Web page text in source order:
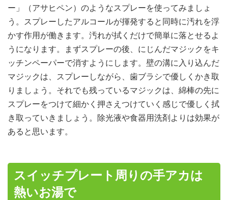
ー」（アサヒペン）のようなスプレーを使ってみましょ
う。スプレーしたアルコールが揮発すると同時に汚れを浮
かす作用が働きます。汚れが拭くだけで簡単に落とせるよ
うになります。まずスプレーの後、にじんだマジックをキ
ッチンペーパーで消すようにします。壁の溝に入り込んだ
マジックは、スプレーしながら、歯ブラシで優しくかき取
りましょう。それでも残っているマジックは、綿棒の先に
スプレーをつけて細かく押さえつけていく感じで優しく拭
き取っていきましょう。除光液や食器用洗剤よりは効果が
あると思います。
スイッチプレート周りの手アカは
熱いお湯で